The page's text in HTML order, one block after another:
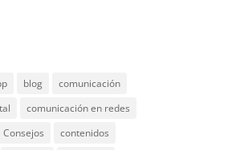
blog
comunicación
comunicación en redes
Consejos
contenidos